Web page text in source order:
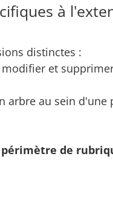
à
distinctes :
et
arbre au sein d'une
périmètre de